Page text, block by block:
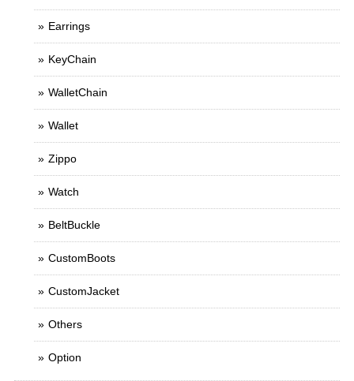
Earrings
KeyChain
WalletChain
Wallet
Zippo
Watch
BeltBuckle
CustomBoots
CustomJacket
Others
Option